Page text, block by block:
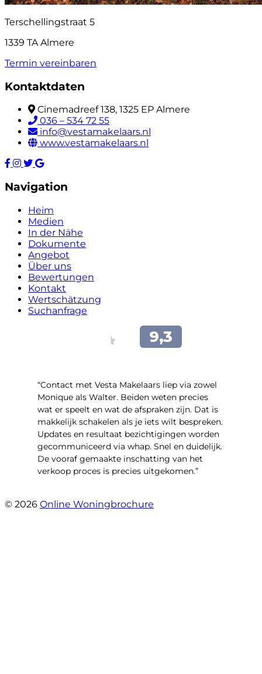
Terschellingstraat 5
1339 TA Almere
Termin vereinbaren
Kontaktdaten
Cinemadreef 138, 1325 EP Almere
036 – 534 72 55
info@vestamakelaars.nl
www.vestamakelaars.nl
Navigation
Heim
Medien
In der Nähe
Dokumente
Angebot
Über uns
Bewertungen
Kontakt
Wertschätzung
Suchanfrage
“Contact met Vesta Makelaars liep via zowel
Monique als Walter. Beiden weten precies
wat er speelt en wat de afspraken zijn. Dat is
makkelijk schakelen als je iets wilt bespreken.
Updates en resultaat bezichtigingen worden
gecommuniceerd via whap. Snel en duidelijk.
De vooraf gemaakte inschatting van het
verkoop proces is precies uitgekomen.”
© 2026 Online Woningbrochure